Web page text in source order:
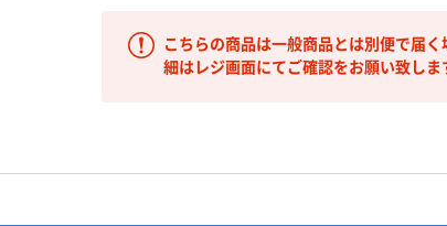
こちらの商品は一般商品とは別便で届
細はレジ画面にてご確認をお願い致しま